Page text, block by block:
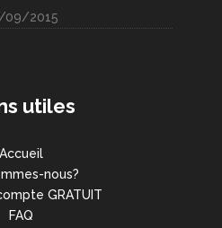
09/2015
utiles
Accueil
nous?
GRATUIT
FAQ